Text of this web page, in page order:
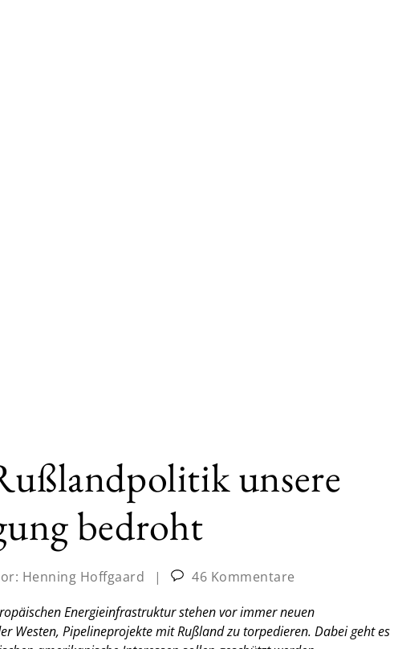
unsere
bedroht
Henning Hoffgaard |
46 Kommentare
Energieinfrastruktur stehen vor immer neuen
Westen, Pipelineprojekte mit Rußland zu torpedieren. Dabei geht es